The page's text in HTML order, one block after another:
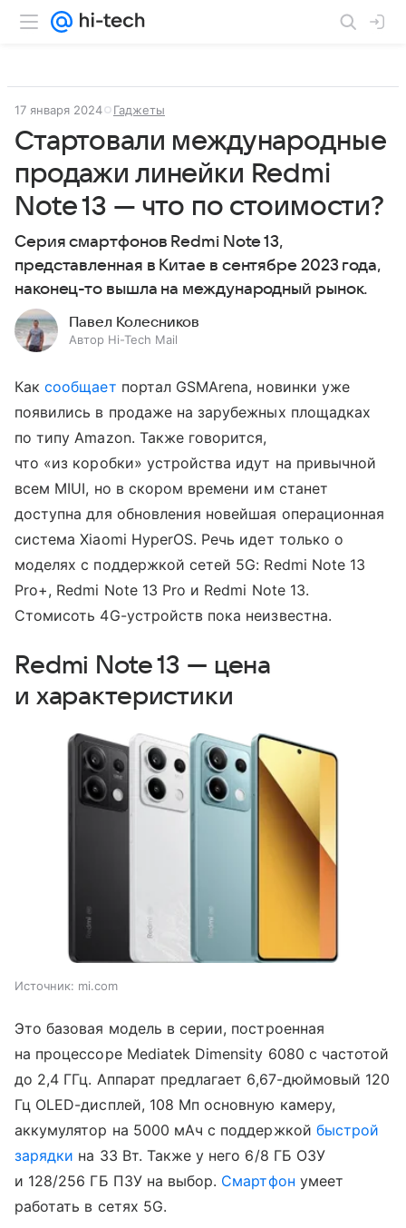
17 января 2024 Гаджеты
Стартовали международные
продажи линейки Redmi
Note 13 — что по стоимости?
Серия смартфонов Redmi Note 13,
представленная в Китае в сентябре 2023 года,
наконец-то вышла на международный рынок.
Павел Колесников
Автор Hi-Tech Mail
Каксообщает портал GSMArena, новинки уже
появились в продаже на зарубежных площадках
по типу Amazon. Также говорится,
что «из коробки» устройства идут на привычной
всем MIUI, но в скором времени им станет
доступна для обновления новейшая операционная
система Xiaomi HyperOS. Речь идет только о
моделях с поддержкой сетей 5G: Redmi Note 13
Pro+, Redmi Note 13 Pro и Redmi Note 13.
Стомисоть 4G-устройств пока неизвестна.
Redmi Note 13 — цена
и характеристики
Источник: mi.com
Это базовая модель в серии, построенная
на процессоре Mediatek Dimensity 6080 с частотой
до 2,4 ГГц. Аппарат предлагает 6,67-дюймовый 120
Гц OLED-дисплей, 108 Мп основную камеру,
аккумулятор на 5000 мАч с поддержкой быстрой
зарядки на 33 Вт. Также у него 6/8 ГБ ОЗУ
и 128/256 ГБ ПЗУ на выбор. Смартфон умеет
работать в сетях 5G.